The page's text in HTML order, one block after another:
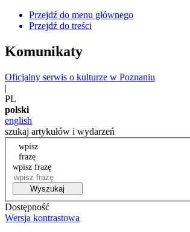
Przejdź do menu głównego
Przejdź do treści
Komunikaty
Oficjalny serwis o kulturze w Poznaniu
|
PL
polski
english
szukaj artykułów i wydarzeń
wpisz
frazę
wpisz frazę
Wyszukaj
Dostępność
Wersja kontrastowa